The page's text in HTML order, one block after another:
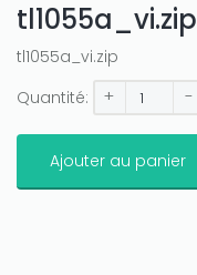
tl1055a_vi.zip
tl1055a_vi.zip
Quantité:
+ -
Ajouter au panier